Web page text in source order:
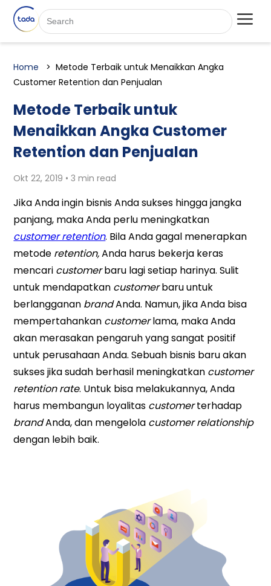
Home
Metode Terbaik untuk Menaikkan Angka
Customer Retention dan Penjualan
Metode Terbaik untuk
Menaikkan Angka Customer
Retention dan Penjualan
Okt 22, 2019 • 3 min read
Jika Anda ingin bisnis Anda sukses hingga jangka
panjang, maka Anda perlu meningkatkan
customer retention. Bila Anda gagal menerapkan
metode retention,Anda harus bekerja keras
mencari customerbaru lagi setiap harinya. Sulit
untuk mendapatkan customerbaru untuk
berlangganan brandAnda. Namun, jika Anda bisa
mempertahankan customerlama, maka Anda
akan merasakan pengaruh yang sangat positif
untuk perusahaan Anda. Sebuah bisnis baru akan
sukses jika sudah berhasil meningkatkan customer
retentionrate. Untuk bisa melakukannya, Anda
harus membangun loyalitas customerterhadap
brandAnda, dan mengelola customer relationship
dengan lebih baik.